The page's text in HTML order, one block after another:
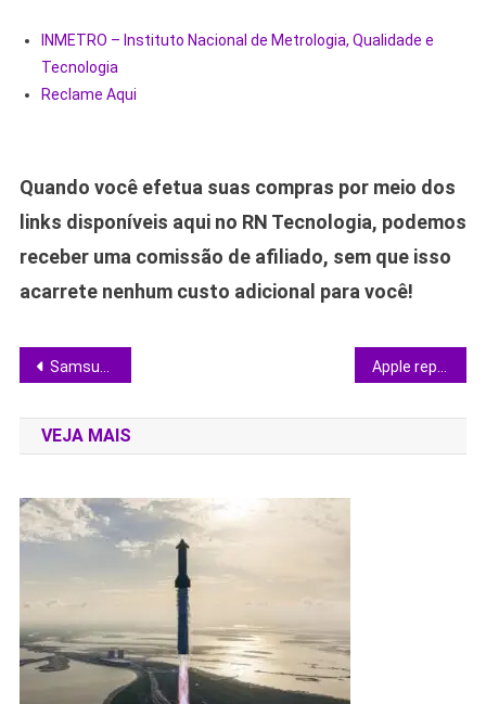
INMETRO – Instituto Nacional de Metrologia, Qualidade e
Tecnologia
Reclame Aqui
Quando você efetua suas compras por meio dos
links disponíveis aqui no RN Tecnologia, podemos
receber uma comissão de afiliado, sem que isso
acarrete nenhum custo adicional para você!
Navegação
de
Post
Samsung dobra preço, lucra menos e desafia consumidores: o que esperar do Galaxy Z Fold 8 Ultra
VEJA MAIS